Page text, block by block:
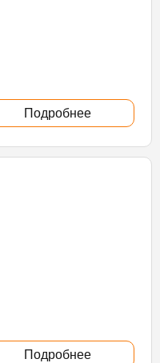
Подробнее
Подробнее